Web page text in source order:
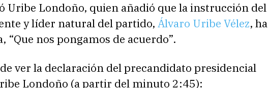
Uribe Londoño, quien añadió que la instrucción del
y líder natural del partido, Álvaro Uribe Vélez, ha
“Que nos pongamos de acuerdo”.
ver la declaración del precandidato presidencial
Londoño (a partir del minuto 2:45):